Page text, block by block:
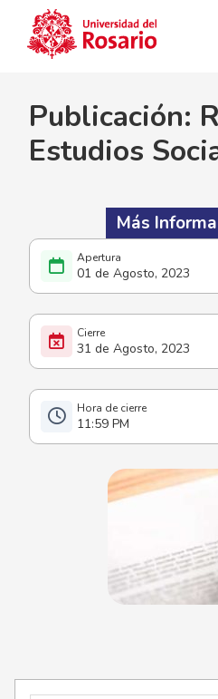
01 de Agosto, 2023
31 de Agosto, 2023
11:59 PM
Publicación:
Estudios
Más